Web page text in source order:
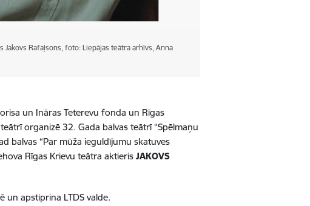
Rafaļsons, foto: Liepājas teātra arhīvs, Anna
un Ināras Teterevu fonda un Rīgas
organizē 32. Gada balvas teātrī “Spēlmaņu
balvas “Par mūža ieguldījumu skatuves
Rīgas Krievu teātra aktierisJAKOVS
un apstiprina LTDS valde.